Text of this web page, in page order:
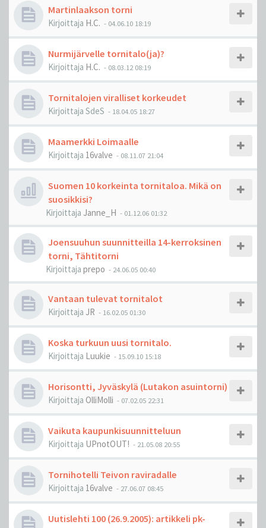
Martinlaakson torni
Kirjoittaja H.C. - 04.06.10 18:19
Nurmijärvelle tornitalo(ja)?
Kirjoittaja H.C. - 08.03.12 08:19
Tornitalojen viralliset korkeudet
Kirjoittaja SdeS - 18.04.05 18:27
Maamerkki Loimaalle
Kirjoittaja 16valve - 08.11.07 21:04
Suomen 10 korkeinta tornitaloa. Mikä on
suosikkisi?
Kirjoittaja Janne_H - 01.12.06 01:32
Joensuuhun suunnitteilla 14-kerroksinen
torni, Tähtitorni
Kirjoittaja prepo - 24.06.05 00:40
Vantaan tulevat tornitalot
Kirjoittaja JR - 16.02.05 01:30
Koska turkuun uusi tornitalo.
Kirjoittaja Luukie - 15.09.10 15:18
Horisontti, Jyväskylä (Lutakon asuintorni)
Kirjoittaja OlliMolli - 07.02.05 22:31
Vaikuta kaupunkisuunnitteluun
Kirjoittaja UPnotOUT! - 21.05.08 20:55
Tornihotelli Teivon raviradalle
Kirjoittaja 16valve - 27.06.07 08:45
Uutislehti 100 (26.9.2005): artikkeli pk-